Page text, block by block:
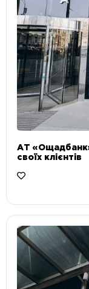
АТ «Ощадбанк»
своїх клієнтів